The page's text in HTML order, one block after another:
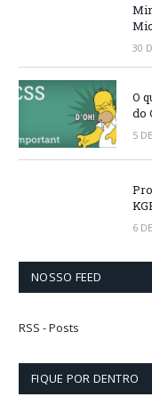
30
O
do
5
6
NOSSO FEED
RSS - Posts
FIQUE POR DENTRO